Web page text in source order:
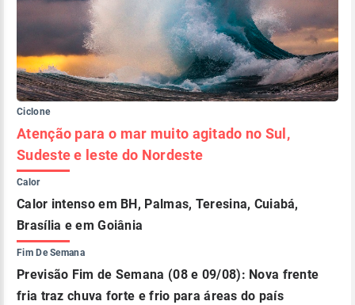
Ciclone
Atenção para o mar muito agitado no Sul,
Sudeste e leste do Nordeste
Calor
Calor intenso em BH, Palmas, Teresina, Cuiabá,
Brasília e em Goiânia
Fim De Semana
Previsão Fim de Semana (08 e 09/08): Nova frente
fria traz chuva forte e frio para áreas do país